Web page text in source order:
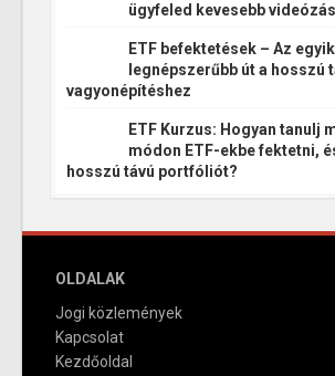
ügyfeled kevesebb
ETF befektetések – Az egyik
legnépszerűbb út a hosszú
vagyonépítéshez
ETF Kurzus: Hogyan tanulj
módon ETF-ekbe fektetni,
hosszú távú portfóliót?
OLDALAK
Jogi közlemények
Kapcsolat
Kezdőoldal